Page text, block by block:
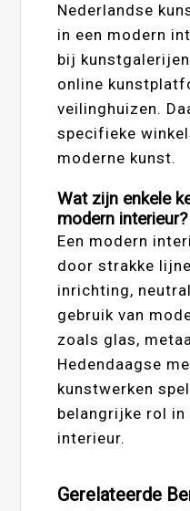
Nederlandse
in een modern
bij
online
veilinghuizen.
specifieke
moderne kunst.
Wat zijn enkele
modern interieur?
Een modern
door strakke
inrichting,
gebruik van
zoals glas,
Hedendaagse
kunstwerken
belangrijke rol in
interieur.
Gerelateerde